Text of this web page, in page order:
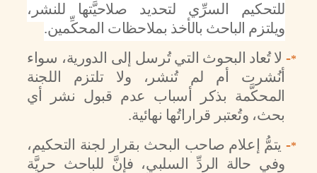
للتحكيم السرِّي لتحديد صلاحيَّتها للنشر،
ويلتزم الباحث بالأخذ بملاحظات المحكِّمين.
*
- لا تُعاد البحوث التي تُرسل إلى الدورية، سواء
أنُشرت أم لم تُنشر، ولا تلتزم اللجنة
المحكَّمة بذكر أسباب عدم قبول نشر أي
بحث، وتُعتبر قراراتُها نهائية.
*
- يتمُّ إعلام صاحب البحث بقرار لجنة التحكيم،
وفي حالة الردِّ السلبي، فإنَّ للباحث حريَّة